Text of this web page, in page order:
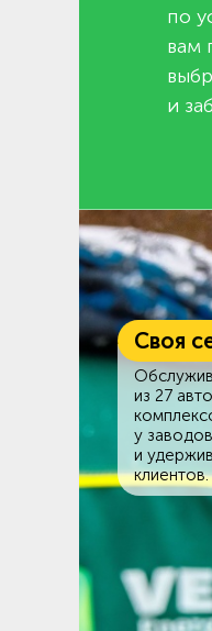
по
вам
и
Своя
из 27
у
и
клиентов.